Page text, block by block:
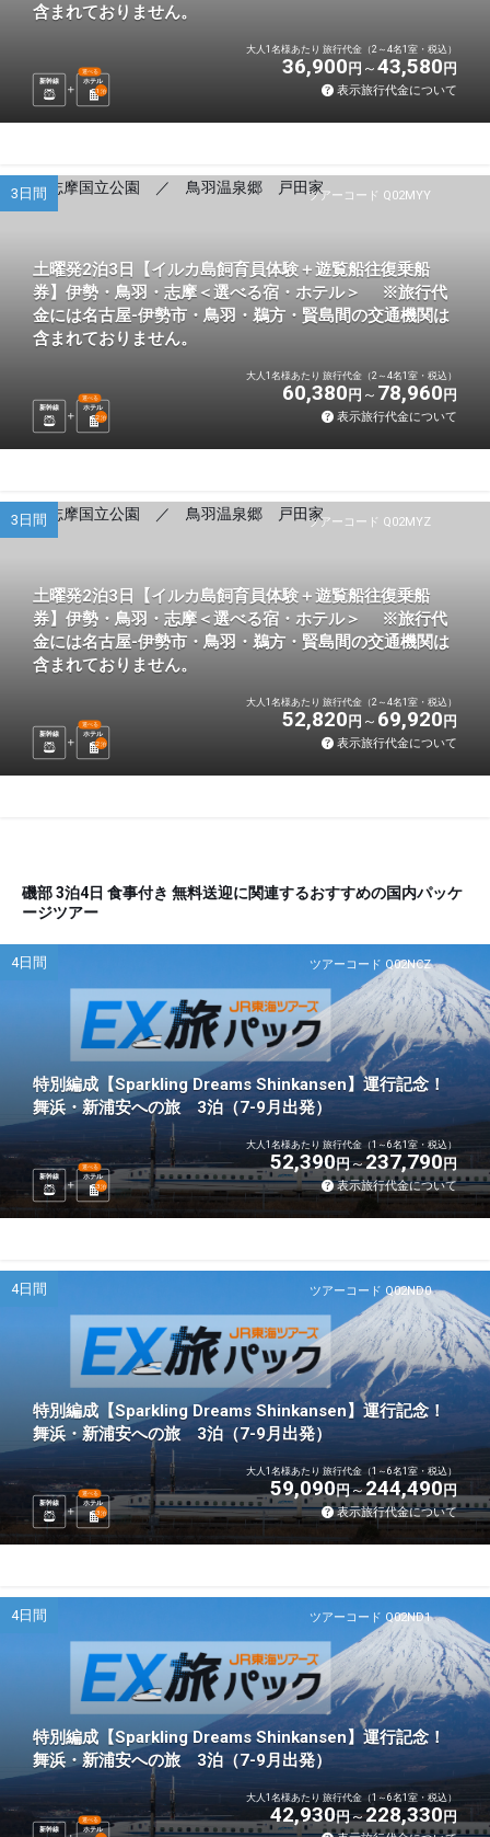
含まれておりません。
新幹線 ホテル
選べる
1 泊
大人1名様あたり 旅行代金（2～4名1室・税込）
36,900 円 43,580 円
表示旅行代金について
ツアーコード Q02MYY
3日間
土曜発2泊3日【イルカ島飼育員体験＋遊覧船往復乗船
券】伊勢・鳥羽・志摩＜選べる宿・ホテル＞ ※旅行代
金には名古屋-伊勢市・鳥羽・鵜方・賢島間の交通機関は
含まれておりません。
新幹線 ホテル
選べる
2泊
大人1名様あたり 旅行代金（2～4名1室・税込）
60,380 円 78,960 円
表示旅行代金について
ツアーコード Q02MYZ
3日間
土曜発2泊3日【イルカ島飼育員体験＋遊覧船往復乗船
券】伊勢・鳥羽・志摩＜選べる宿・ホテル＞ ※旅行代
金には名古屋-伊勢市・鳥羽・鵜方・賢島間の交通機関は
含まれておりません。
新幹線 ホテル
選べる
2泊
大人1名様あたり 旅行代金（2～4名1室・税込）
52,820 円 69,920 円
表示旅行代金について
磯部 3泊4日 食事付き 無料送迎に関連するおすすめの国内パッケ
ージツアー
ツアーコード Q02NCZ
4日間
特別編成【Sparkling Dreams Shinkansen】運行記念！
舞浜・新浦安への旅 3泊（7-9月出発）
新幹線 ホテル
選べる
3泊
大人1名様あたり 旅行代金（1～6名1室・税込）
52,390円 237,790円
表示旅行代金について
ツアーコード Q02ND0
4日間
特別編成【Sparkling Dreams Shinkansen】運行記念！
舞浜・新浦安への旅 3泊（7-9月出発）
新幹線 ホテル
選べる
3泊
大人1名様あたり 旅行代金（1～6名1室・税込）
59,090円 244,490円
表示旅行代金について
ツアーコード Q02ND1
4日間
特別編成【Sparkling Dreams Shinkansen】運行記念！
舞浜・新浦安への旅 3泊（7-9月出発）
新幹線 ホテル
選べる
大人1名様あたり 旅行代金（1～6名1室・税込）
42,930円 228,330円